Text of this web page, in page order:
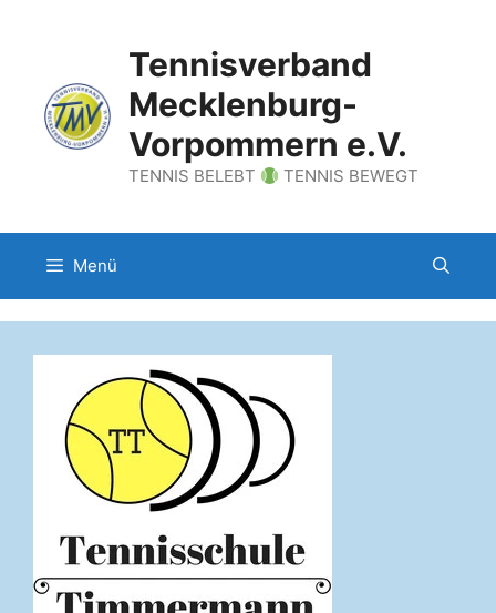
Tennisverband
Mecklenburg-
Vorpommern e.V.
TENNIS BELEBT TENNIS BEWEGT
Menü